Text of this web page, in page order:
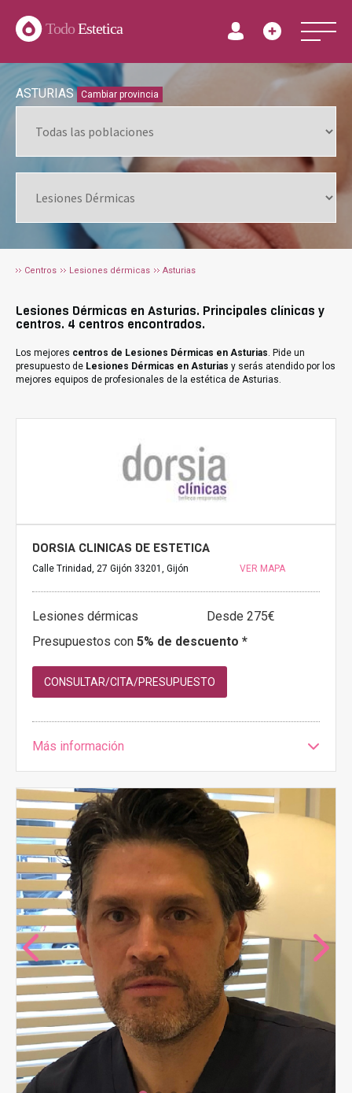
TodoEstetica
ASTURIAS Cambiar provincia
Centros Lesiones dérmicas Asturias
Lesiones Dérmicas en Asturias. Principales clínicas y
centros. 4 centros encontrados.
Los mejores centros de Lesiones Dérmicas en Asturias. Pide un
presupuesto de Lesiones Dérmicas en Asturias y serás atendido por los
mejores equipos de profesionales de la estética de Asturias.
DORSIA CLINICAS DE ESTETICA
Calle Trinidad, 27 Gijón 33201, Gijón VER MAPA
Lesiones dérmicas
Desde 275€
Presupuestos con 5% de descuento *
CONSULTAR/CITA/PRESUPUESTO
Más información